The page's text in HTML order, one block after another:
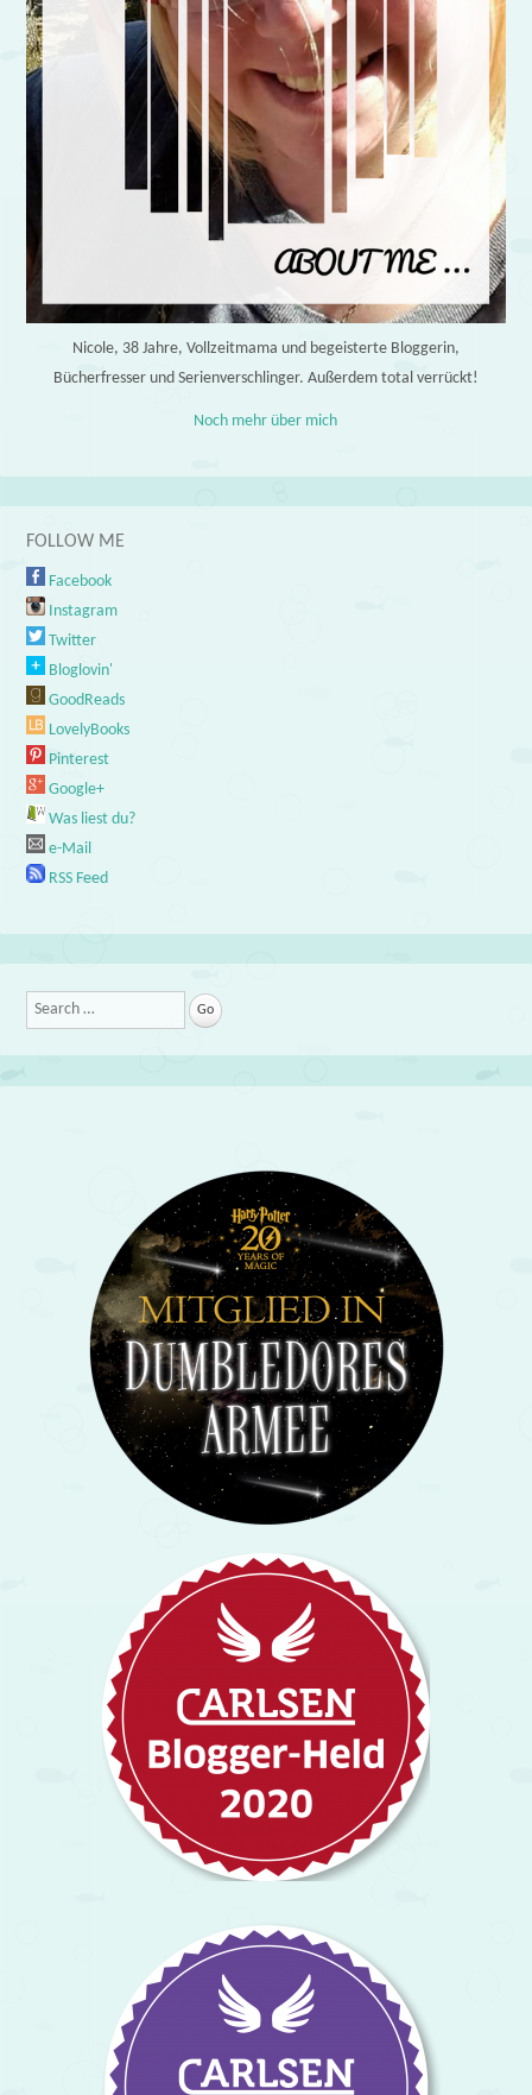
Nicole, 38 Jahre, Vollzeitmama und begeisterte Bloggerin,
Bücherfresser und Serienverschlinger. Außerdem total verrückt!
Noch mehr über mich
FOLLOW ME
Facebook
Instagram
Twitter
Bloglovin'
GoodReads
LovelyBooks
Pinterest
Google+
Was liest du?
e-Mail
RSS Feed
Search